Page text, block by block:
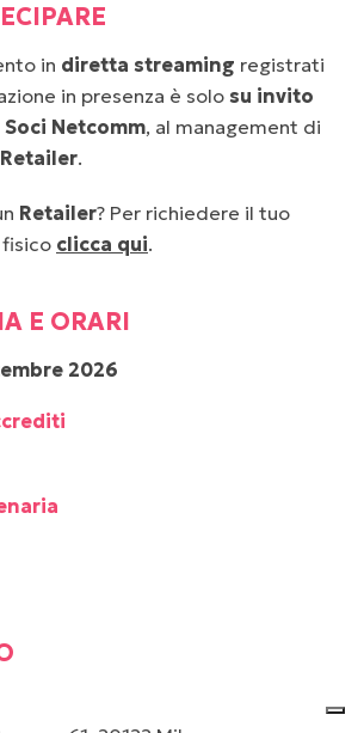
in diretta streaming registrati
in presenza è solo su invito
Soci Netcomm, al management di
.
Retailer? Per richiedere il tuo
clicca qui.
E ORARI
2026